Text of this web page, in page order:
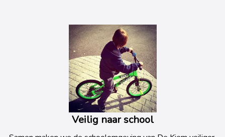
Veilig naar school